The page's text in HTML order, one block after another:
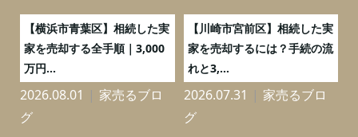
【横浜市青葉区】相続した実
家を売却する全手順｜3,000
万円...
2026.08.01
家売るブロ
グ
【川崎市宮前区】相続した実
家を売却するには？手続の流
れと3,...
2026.07.31
家売るブロ
グ